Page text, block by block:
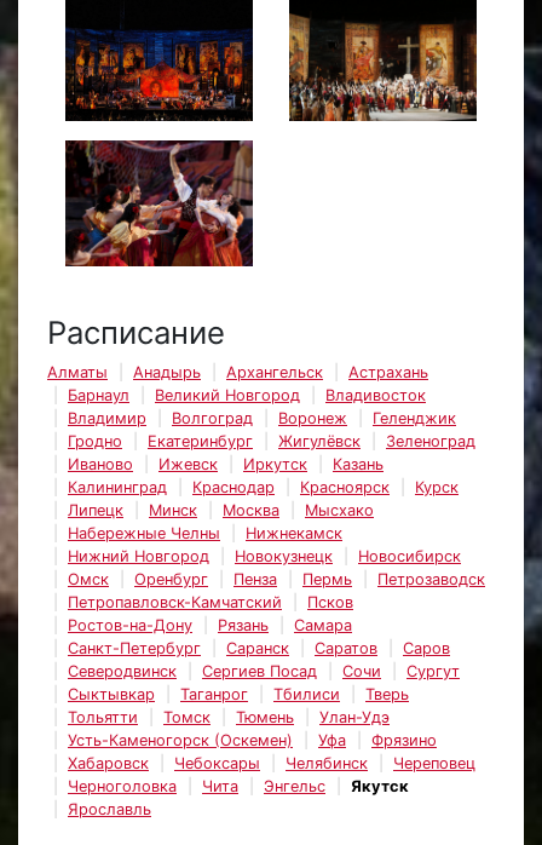
Расписание
Алматы Анадырь Архангельск
Астрахань
Барнаул
Великий Новгород
Владивосток
Владимир
Волгоград Воронеж
Геленджик
Гродно
Екатеринбург Жигулёвск
Зеленоград
Иваново
Ижевск Иркутск
Казань
Калининград
Краснодар Красноярск
Курск
Липецк
Минск Москва
Мысхако
Набережные Челны
Нижнекамск
Нижний Новгород
Новокузнецк
Новосибирск
Омск
Оренбург Пенза Пермь
Петрозаводск
Петропавловск-Камчатский
Псков
Ростов-на-Дону
Рязань
Самара
Санкт-Петербург
Саранск Саратов
Саров
Северодвинск
Сергиев Посад Сочи
Сургут
Сыктывкар
Таганрог Тбилиси
Тверь
Тольятти
Томск Тюмень
Улан-Удэ
Усть-Каменогорск (Оскемен)
Уфа
Фрязино
Хабаровск
Чебоксары Челябинск
Череповец
Черноголовка
Чита Энгельс
Якутск
Ярославль